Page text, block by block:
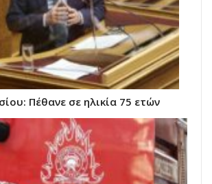
Πέθανε σε ηλικία 75 ετών